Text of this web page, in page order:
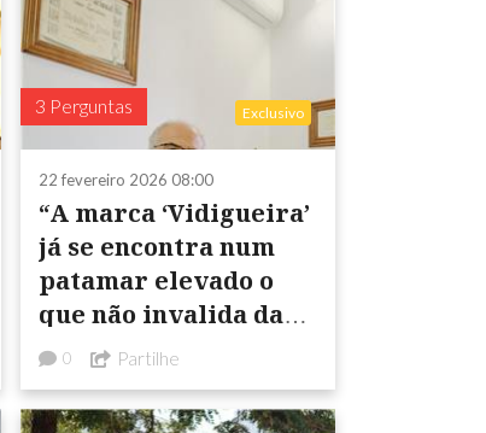
3 Perguntas Exclusivo
22 fevereiro 2026 08:00
“A marca ‘Vidigueira’
já se encontra num
patamar elevado o
que não invalida dar
continuidade ao
trabalho entretanto
realizado, sempre ...
0 Partilhe